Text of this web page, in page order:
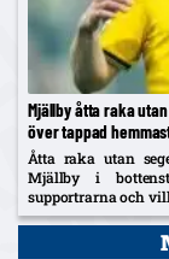
Mjällby åtta raka
över tappad
Åtta raka utan
Mjällby i
supportrarna och